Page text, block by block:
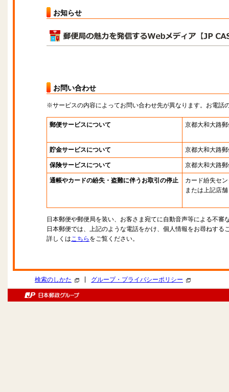
お知らせ
お問い合わせ
※サービスの内容によってお問い合わせ先が異なります。お電話
郵便サービスについて 京都大和大路
貯金サービスについて 京都大和大路
保険サービスについて 京都大和大路
通帳やカードの紛失・盗難に伴うお取引の停止
カード紛失セ
または上記店舗
日本郵便や郵便局を装い、お客さま宛てに自動音声等による不審
日本郵便では、上記のような電話をかけ、個人情報をお尋ねする
詳しくはこちら をご覧ください。
検索のしかた グループ・プライバシーポリシー